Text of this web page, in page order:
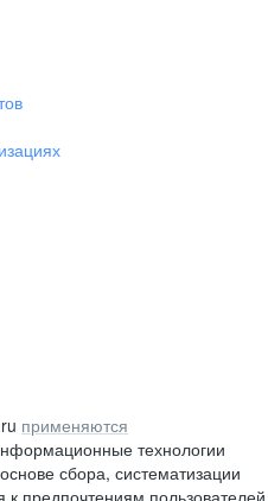
применяются
технологии
сбора, систематизации
предпочтениям пользователей